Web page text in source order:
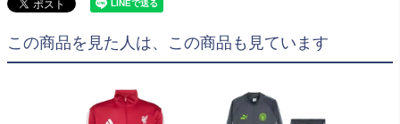
この商品を見た人は、この商品も見ています